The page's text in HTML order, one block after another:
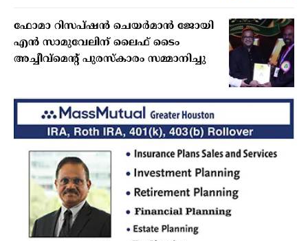
ഫോമാ റിസപ്ഷന്‍ ചെയര്‍മാന്‍ ജോയി
എന്‍ സാമുവേലിന് ലൈഫ് ടൈം
അച്ചീവ്‌മെന്റ് പുരസ്‌കാരം സമ്മാനിച്ചു